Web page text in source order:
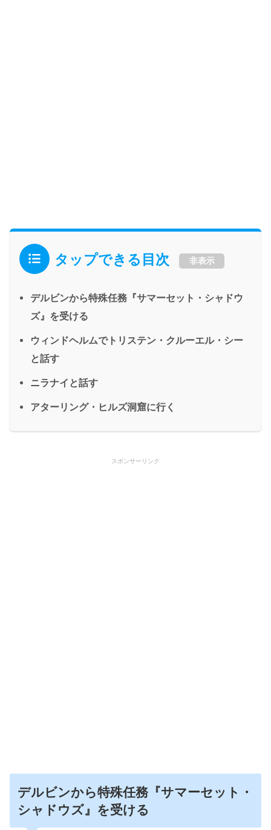
タップできる目次 非表示
デルビンから特殊任務『サマーセット・シャドウ
ズ』を受ける
ウィンドヘルムでトリステン・クルーエル・シー
と話す
ニラナイと話す
アターリング・ヒルズ洞窟に行く
スポンサーリンク
デルビンから特殊任務『サマーセット・
シャドウズ』を受ける